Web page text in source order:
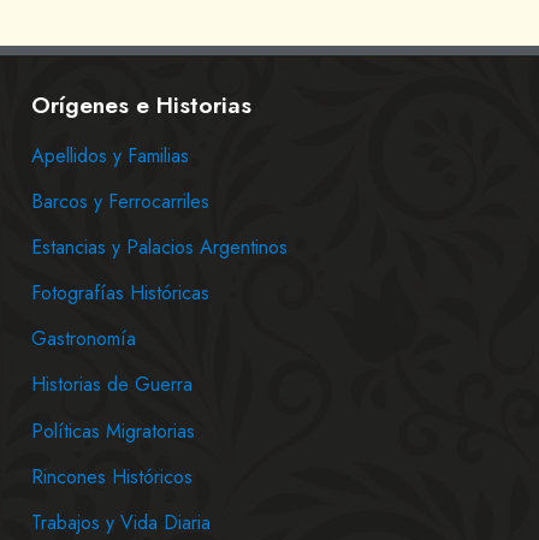
Orígenes e Historias
Apellidos y Familias
Barcos y Ferrocarriles
Estancias y Palacios Argentinos
Fotografías Históricas
Gastronomía
Historias de Guerra
Políticas Migratorias
Rincones Históricos
Trabajos y Vida Diaria